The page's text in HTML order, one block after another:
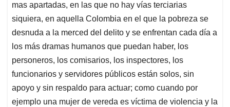
mas apartadas, en las que no hay vías terciarias
siquiera, en aquella Colombia en el que la pobreza se
desnuda a la merced del delito y se enfrentan cada día a
los más dramas humanos que puedan haber, los
personeros, los comisarios, los inspectores, los
funcionarios y servidores públicos están solos, sin
apoyo y sin respaldo para actuar; como cuando por
ejemplo una mujer de vereda es víctima de violencia y la